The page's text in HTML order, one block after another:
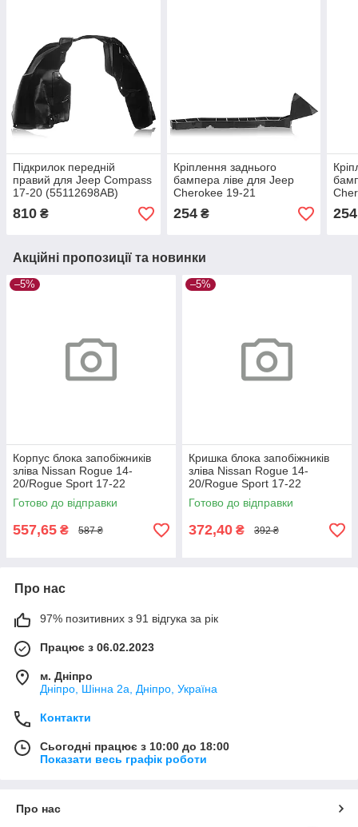
Підкрилок передній
правий для Jeep Compass
17-20 (55112698AB)
810 ₴
Кріплення заднього
бампера ліве для Jeep
Cherokee 19-21
254₴ 254
Акційні пропозиції та новинки
–5%
Корпус блока запобіжників
зліва Nissan Rogue 14-
20/Rogue Sport 17-22
Готово до відправки
557,65 ₴ 587 ₴
–5%
Кришка блока запобіжників
зліва Nissan Rogue 14-
20/Rogue Sport 17-22
Готово до відправки
372,40 ₴ 392 ₴
Про нас
97% позитивних з 91 відгука за рік
Працює з 06.02.2023
м. Дніпро
Дніпро, Шінна 2а, Дніпро, Україна
Контакти
Сьогодні працює з 10:00 до 18:00
Показати весь графік роботи
Про нас